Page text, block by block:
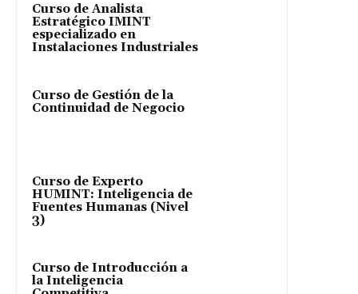
Curso de Analista
Estratégico IMINT
especializado en
Instalaciones Industriales
Curso de Gestión de la
Continuidad de Negocio
Curso de Experto
HUMINT: Inteligencia de
Fuentes Humanas (Nivel
3)
Curso de Introducción a
la Inteligencia